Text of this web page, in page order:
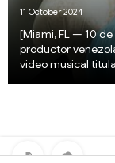
11 October 2024
[Miami, FL — 10
productor
video musical